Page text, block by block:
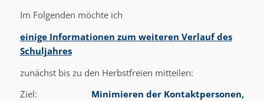
Im Folgenden möchte ich
einige Informationen zum weiteren Verlauf des
Schuljahres
zunächst bis zu den Herbstfreien mitteilen:
Ziel: Minimieren der Kontaktpersonen,